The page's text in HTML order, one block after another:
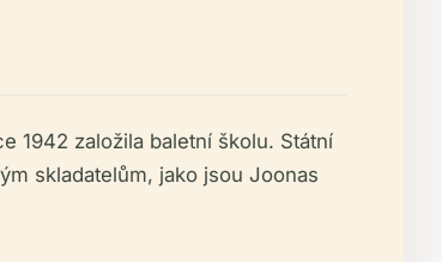
1942 založila baletní školu. Státní
skladatelům, jako jsou Joonas